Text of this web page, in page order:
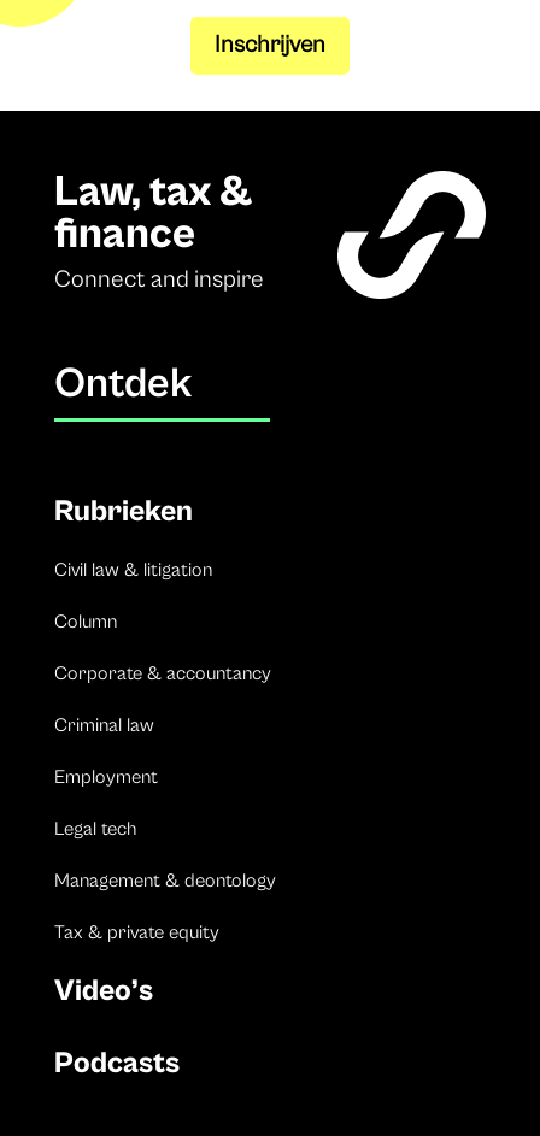
Inschrijven
Law, tax &
finance
Connect and inspire
Ontdek
Rubrieken
Civil law & litigation
Column
Corporate & accountancy
Criminal law
Employment
Legal tech
Management & deontology
Tax & private equity
Video’s
Podcasts